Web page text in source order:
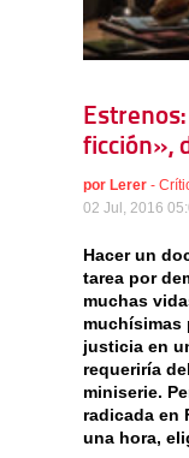
ficción»,
por Lerer -
02 Jul, 2016
Hacer un
tarea por
muchas
muchísimas
justicia en
requeriría
miniserie.
radicada en
una hora,